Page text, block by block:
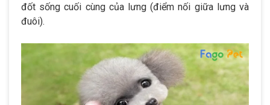
đốt sống cuối cùng của lưng (điểm nối giữa lưng và
đuôi).